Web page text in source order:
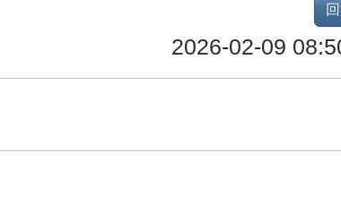
2026-02-09